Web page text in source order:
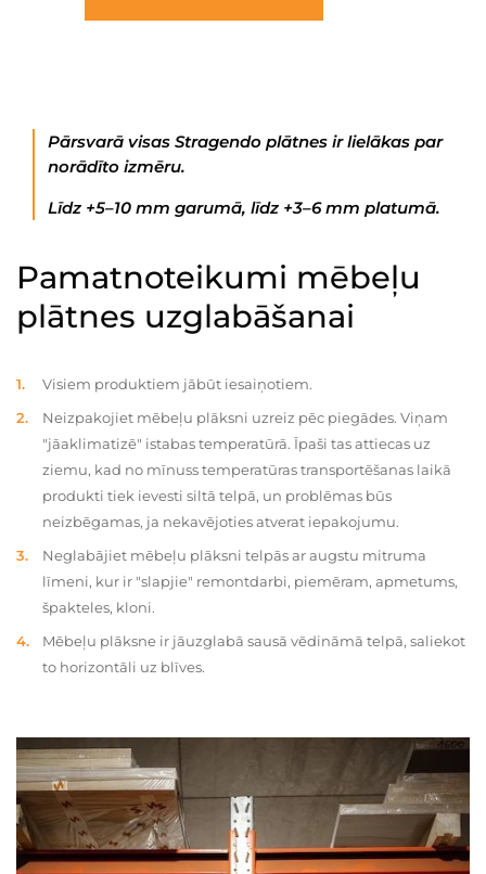
Pārsvarā visas Stragendo plātnes ir lielākas par
norādīto izmēru.
Līdz +5–10 mm garumā, līdz +3–6 mm platumā.
Pamatnoteikumi mēbeļu
plātnes uzglabāšanai
Visiem produktiem jābūt iesaiņotiem.
Neizpakojiet mēbeļu plāksni uzreiz pēc piegādes. Viņam
"jāaklimatizē" istabas temperatūrā. Īpaši tas attiecas uz
ziemu, kad no mīnuss temperatūras transportēšanas laikā
produkti tiek ievesti siltā telpā, un problēmas būs
neizbēgamas, ja nekavējoties atverat iepakojumu.
Neglabājiet mēbeļu plāksni telpās ar augstu mitruma
līmeni, kur ir "slapjie" remontdarbi, piemēram, apmetums,
špakteles, kloni.
Mēbeļu plāksne ir jāuzglabā sausā vēdināmā telpā, saliekot
to horizontāli uz blīves.